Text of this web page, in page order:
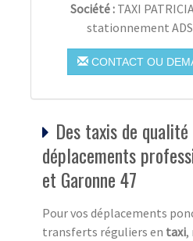
Société : TAXI
stationnement ADS
CONTACT OU
Des taxis de
déplacements
et Garonne 47
Pour vos déplacements
transferts réguliers en taxi,